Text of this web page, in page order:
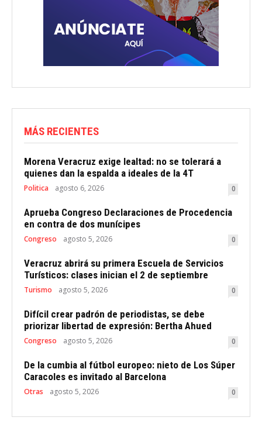
MÁS RECIENTES
Morena Veracruz exige lealtad: no se tolerará a
quienes dan la espalda a ideales de la 4T
Politica agosto 6, 2026 0
Aprueba Congreso Declaraciones de Procedencia
en contra de dos munícipes
Congreso agosto 5, 2026 0
Veracruz abrirá su primera Escuela de Servicios
Turísticos: clases inician el 2 de septiembre
Turismo agosto 5, 2026 0
Difícil crear padrón de periodistas, se debe
priorizar libertad de expresión: Bertha Ahued
Congreso agosto 5, 2026 0
De la cumbia al fútbol europeo: nieto de Los Súper
Caracoles es invitado al Barcelona
Otras agosto 5, 2026 0